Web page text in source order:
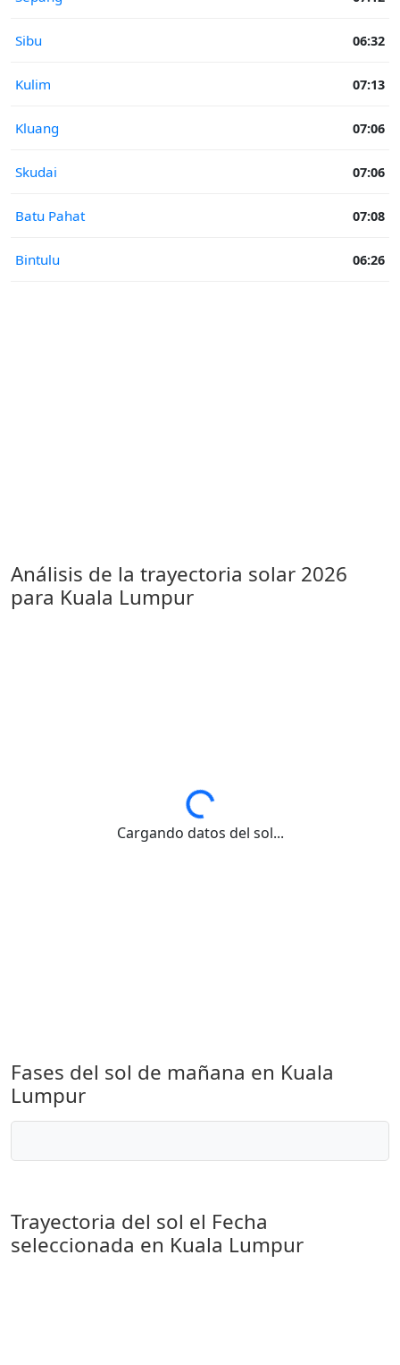
Sibu 06:32
Kulim 07:13
Kluang 07:06
Skudai 07:06
Batu Pahat 07:08
Bintulu 06:26
Análisis de la trayectoria solar 2026
para Kuala Lumpur
Loading...
Cargando datos del sol...
Fases del sol de mañana en Kuala
Lumpur
Trayectoria del sol el Fecha
seleccionada en Kuala Lumpur